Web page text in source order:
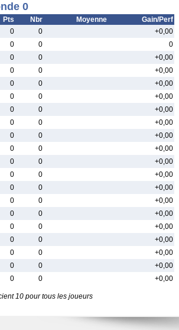
0
Pts Nbr Moyenne
Gain/Perf
0 0
+0,00
0 0
0
0 0
+0,00
0 0
+0,00
0 0
+0,00
0 0
+0,00
0 0
+0,00
0 0
+0,00
0 0
+0,00
0 0
+0,00
0 0
+0,00
0 0
+0,00
0 0
+0,00
0 0
+0,00
0 0
+0,00
0 0
+0,00
0 0
+0,00
0 0
+0,00
0 0
+0,00
0 0 +0,00
10 pour tous les joueurs